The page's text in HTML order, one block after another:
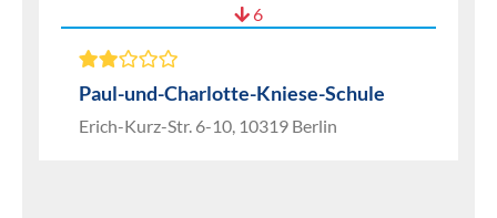
6
Paul-und-Charlotte-Kniese-Schule
Erich-Kurz-Str. 6-10, 10319 Berlin